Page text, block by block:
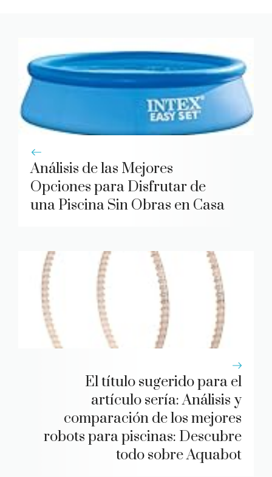
Análisis de las Mejores
Opciones para Disfrutar de
una Piscina Sin Obras en Casa
El título sugerido para el
artículo sería: Análisis y
comparación de los mejores
robots para piscinas: Descubre
todo sobre Aquabot